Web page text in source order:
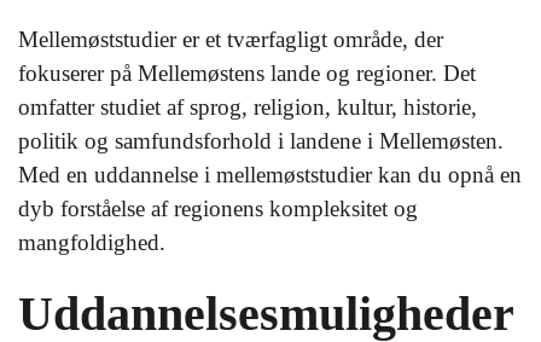
Mellemøststudier er et tværfagligt område, der
fokuserer på Mellemøstens lande og regioner. Det
omfatter studiet af sprog, religion, kultur, historie,
politik og samfundsforhold i landene i Mellemøsten.
Med en uddannelse i mellemøststudier kan du opnå en
dyb forståelse af regionens kompleksitet og
mangfoldighed.
Uddannelsesmuligheder